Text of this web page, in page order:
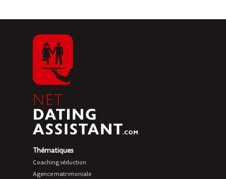
Thématiques
Coaching séduction
Agence matrimoniale